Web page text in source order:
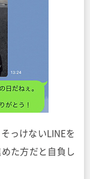
っけないLINEを
た方だと自負し